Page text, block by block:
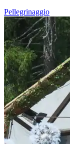
Pellegrinaggio